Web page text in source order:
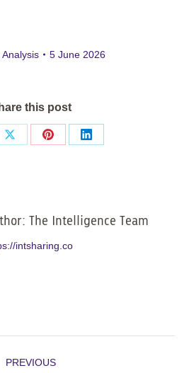
Analysis 5 June 2026
this post
Share
Share
Share
The Intelligence Team
intsharing.co
PREVIOUS